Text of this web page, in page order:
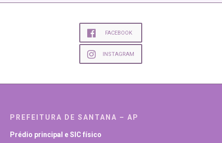
FACEBOOK
INSTAGRAM
PREFEITURA DE SANTANA – AP
Prédio principal e SIC físico